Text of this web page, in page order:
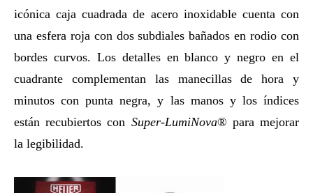
icónica caja cuadrada de acero inoxidable cuenta con
una esfera roja con dos subdiales bañados en rodio con
bordes curvos. Los detalles en blanco y negro en el
cuadrante complementan las manecillas de hora y
minutos con punta negra, y las manos y los índices
están recubiertos con Super-LumiNova® para mejorar
la legibilidad.